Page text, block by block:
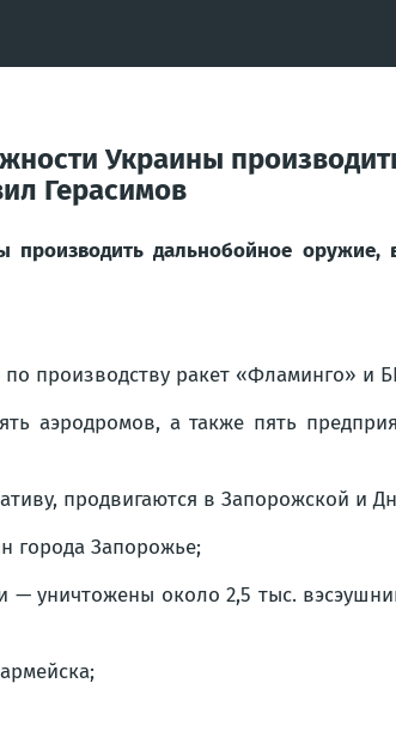
Украины
Герасимов
дальнобойное оружие,
производству ракет «Фламинго» и
а также пять
продвигаются в Запорожской и
города Запорожье;
уничтожены около 2,5 тыс.